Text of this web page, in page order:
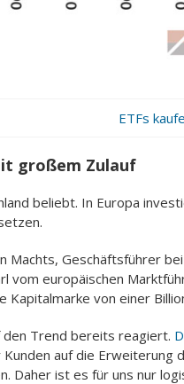
ETFs
großem Zulauf
beliebt. In Europa
Machts, Geschäftsführer
vom europäischen
Kapitalmarke von einer
Trend bereits reagiert.
Kunden auf die
Daher ist es für uns nur